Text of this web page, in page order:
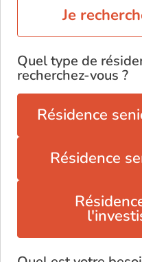
Je
Quel type de
recherchez-vous ?
Résidence
Résidence